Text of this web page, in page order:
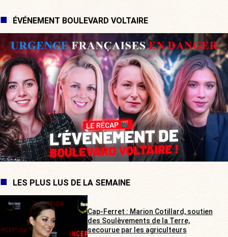
ÉVÉNEMENT BOULEVARD VOLTAIRE
LES PLUS LUS DE LA SEMAINE
Cap-Ferret : Marion Cotillard, soutien
des Soulèvements de la Terre,
secourue par les agriculteurs